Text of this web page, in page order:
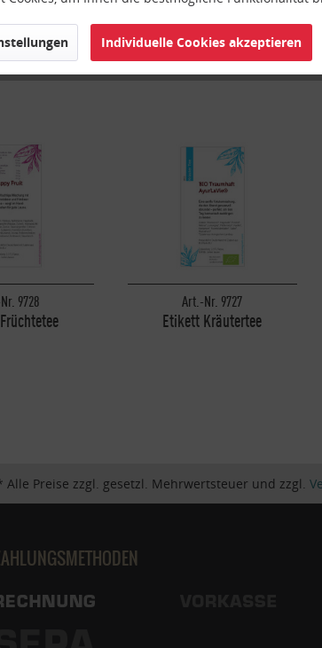
9728 Art.-Nr. 9727
Etikett Kräutertee
Alle Preise zzgl. gesetzl. Mehrwertsteuer und zzgl.
Individuelle Cookies akzeptieren